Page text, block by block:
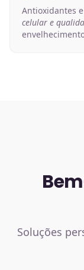
Antioxidantes
celular e
Soluções